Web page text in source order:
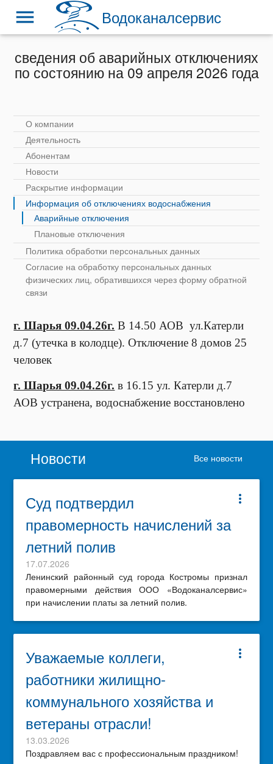
Водоканалсервис
menu
сведения об аварийных отключениях
по состоянию на 09 апреля 2026 года
О компании
Деятельность
Абонентам
Новости
Раскрытие информации
Информация об отключениях водоснабжения
Аварийные отключения
Плановые отключения
Политика обработки персональных данных
Согласие на обработку персональных данных
физических лиц, обратившихся через форму обратной
связи
г. Шарья 09.04.26г. В 14.50 АОВ ул.Катерли
д.7 (утечка в колодце). Отключение 8 домов 25
человек
г. Шарья 09.04.26г. в 16.15 ул. Катерли д.7
АОВ устранена, водоснабжение восстановлено
Новости Все новости
more_vert
Суд подтвердил
правомерность начислений за
летний полив
17.07.2026
Ленинский районный суд города Костромы признал
правомерными действия ООО «Водоканалсервис»
при начислении платы за летний полив.
more_vert
Уважаемые коллеги,
работники жилищно-
коммунального хозяйства и
ветераны отрасли!
13.03.2026
Поздравляем вас с профессиональным праздником!